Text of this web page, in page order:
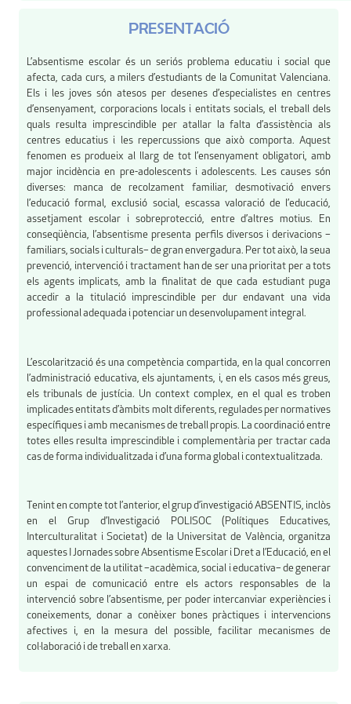
PRESENTACIÓ
L’absentisme escolar és un seriós problema educatiu i social que
afecta, cada curs, a milers d’estudiants de la Comunitat Valenciana.
Els i les joves són atesos per desenes d’especialistes en centres
d’ensenyament, corporacions locals i entitats socials, el treball dels
quals resulta imprescindible per atallar la falta d’assistència als
centres educatius i les repercussions que això comporta. Aquest
fenomen es produeix al llarg de tot l’ensenyament obligatori, amb
major incidència en pre-adolescents i adolescents. Les causes són
diverses: manca de recolzament familiar, desmotivació envers
l’educació formal, exclusió social, escassa valoració de l’educació,
assetjament escolar i sobreprotecció, entre d’altres motius. En
conseqüència, l’absentisme presenta perfils diversos i derivacions –
familiars, socials i culturals– de gran envergadura. Per tot això, la seua
prevenció, intervenció i tractament han de ser una prioritat per a tots
els agents implicats, amb la finalitat de que cada estudiant puga
accedir a la titulació imprescindible per dur endavant una vida
professional adequada i potenciar un desenvolupament integral.
L’escolarització és una competència compartida, en la qual concorren
l’administració educativa, els ajuntaments, i, en els casos més greus,
els tribunals de justícia. Un context complex, en el qual es troben
implicades entitats d’àmbits molt diferents, regulades per normatives
específiques i amb mecanismes de treball propis. La coordinació entre
totes elles resulta imprescindible i complementària per tractar cada
cas de forma individualitzada i d’una forma global i contextualitzada.
Tenint en compte tot l’anterior, el grup d’investigació ABSENTIS, inclòs
en el Grup d’Investigació POLISOC (Polítiques Educatives,
Interculturalitat i Societat) de la Universitat de València, organitza
aquestes I Jornades sobre Absentisme Escolar i Dret a l’Educació, en el
convenciment de la utilitat –acadèmica, social i educativa– de generar
un espai de comunicació entre els actors responsables de la
intervenció sobre l’absentisme, per poder intercanviar experiències i
coneixements, donar a conèixer bones pràctiques i intervencions
afectives i, en la mesura del possible, facilitar mecanismes de
col·laboració i de treball en xarxa.